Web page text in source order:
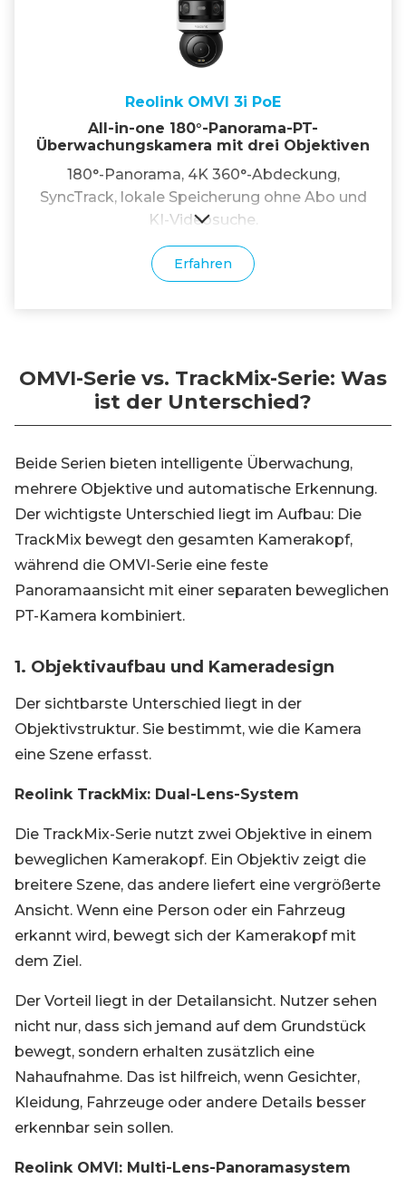
Reolink OMVI 3i PoE
All-in-one 180°-Panorama-PT-
Überwachungskamera mit drei Objektiven
180°-Panorama, 4K 360°-Abdeckung,
SyncTrack, lokale Speicherung ohne Abo und
KI-Videosuche.
Erfahren
OMVI-Serie vs. TrackMix-Serie: Was
ist der Unterschied?
Beide Serien bieten intelligente Überwachung,
mehrere Objektive und automatische Erkennung.
Der wichtigste Unterschied liegt im Aufbau: Die
TrackMix bewegt den gesamten Kamerakopf,
während die OMVI-Serie eine feste
Panoramaansicht mit einer separaten beweglichen
PT-Kamera kombiniert.
1. Objektivaufbau und Kameradesign
Der sichtbarste Unterschied liegt in der
Objektivstruktur. Sie bestimmt, wie die Kamera
eine Szene erfasst.
Reolink TrackMix: Dual-Lens-System
Die TrackMix-Serie nutzt zwei Objektive in einem
beweglichen Kamerakopf. Ein Objektiv zeigt die
breitere Szene, das andere liefert eine vergrößerte
Ansicht. Wenn eine Person oder ein Fahrzeug
erkannt wird, bewegt sich der Kamerakopf mit
dem Ziel.
Der Vorteil liegt in der Detailansicht. Nutzer sehen
nicht nur, dass sich jemand auf dem Grundstück
bewegt, sondern erhalten zusätzlich eine
Nahaufnahme. Das ist hilfreich, wenn Gesichter,
Kleidung, Fahrzeuge oder andere Details besser
erkennbar sein sollen.
Reolink OMVI: Multi-Lens-Panoramasystem